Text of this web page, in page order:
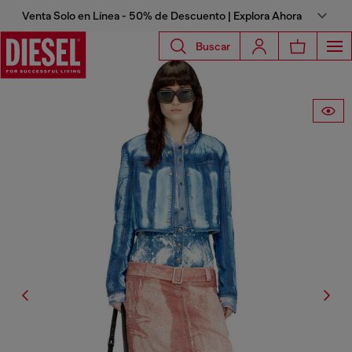
Venta Solo en Línea - 50% de Descuento | Explora Ahora
Buscar